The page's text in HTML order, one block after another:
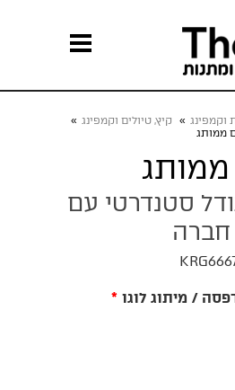
וקמפינג » קיץ, טיולים וקמפינג »
ממותג
ממותג
סטנדרטי עם
חברה
/ מיתוג לוגו *